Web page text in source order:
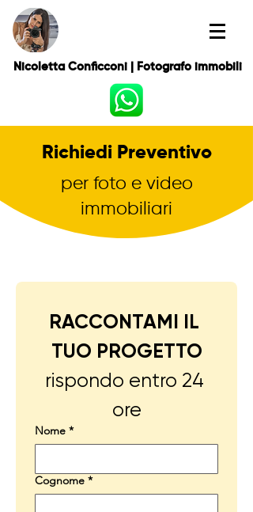
Nicoletta Conficconi | Fotografo immobili
Richiedi Preventivo
per foto e video
immobiliari
RACCONTAMI IL
TUO PROGETTO
rispondo entro 24
ore
Nome *
Cognome *